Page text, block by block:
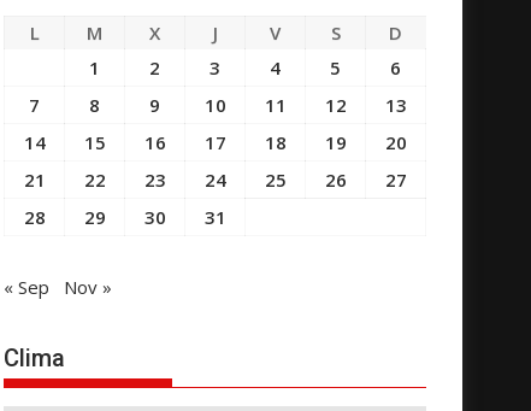
L M X J V S
D
1
2 3 4 5
6
7
8 9 10 11 12
13
14
15 16 17 18 19
20
21
22 23 24 25 26
27
28
29 30 31
« Sep Nov »
Clima